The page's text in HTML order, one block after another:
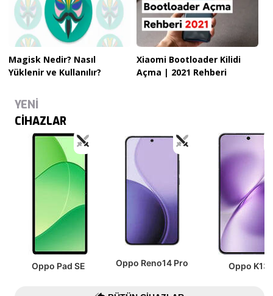
Magisk Nedir? Nasıl
Yüklenir ve Kullanılır?
Xiaomi Bootloader Kilidi
Açma | 2021 Rehberi
YENİ
CİHAZLAR
Oppo Pad SE Oppo Reno14 Pro Oppo K13